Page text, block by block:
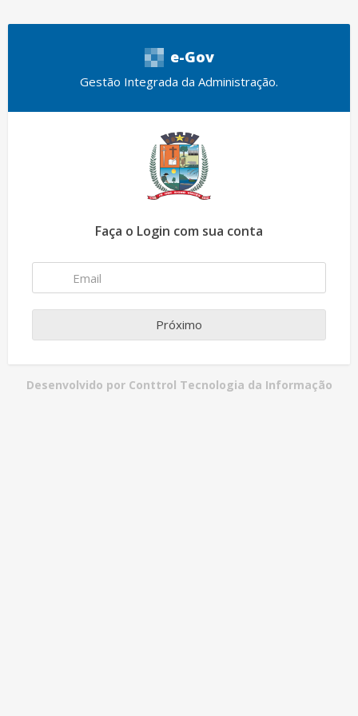
e-Gov
Gestão Integrada da Administração.
Faça o Login com sua conta
Próximo
Desenvolvido por Conttrol Tecnologia da Informação